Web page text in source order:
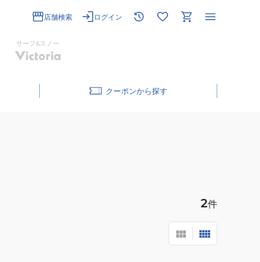
店舗検索 ログイン
サーフ&スノー
クーポン
2件